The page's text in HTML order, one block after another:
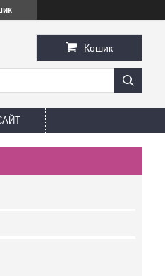
Кошик